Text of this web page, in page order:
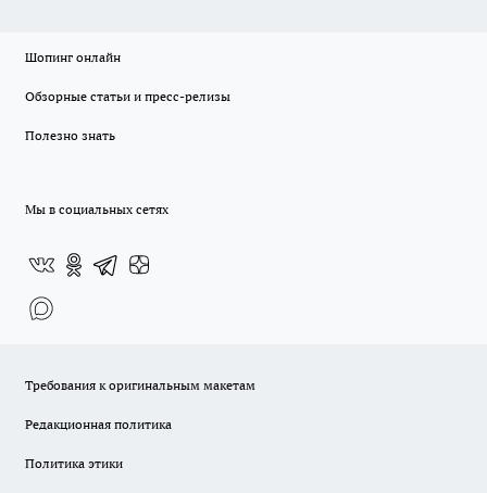
Шопинг онлайн
Обзорные статьи и пресс-релизы
Полезно знать
Мы в социальных сетях
Требования к оригинальным макетам
Редакционная политика
Политика этики